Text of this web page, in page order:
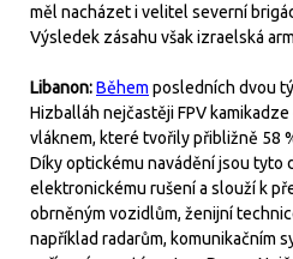
měl nacházet i velitel severní
Výsledek zásahu však izraelská
Libanon:Během posledních dvou
Hizballáh nejčastěji FPV
vláknem, které tvořily přibližně 58
Díky optickému navádění jsou tyto
elektronickému rušení a slouží k
obrněným vozidlům, ženijní
například radarům, komunikačním